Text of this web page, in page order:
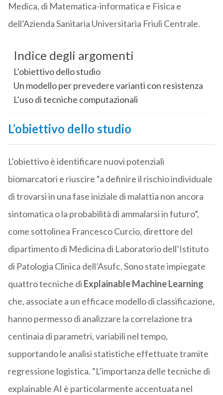
Medica, di Matematica-informatica e Fisica e
dell’Azienda Sanitaria Universitaria Friuli Centrale.
Indice degli argomenti
L’obiettivo dello studio
Un modello per prevedere varianti con resistenza
L’uso di tecniche computazionali
L’obiettivo dello studio
L’obiettivo è identificare nuovi potenziali
biomarcatori e riuscire “a definire il rischio individuale
di trovarsi in una fase iniziale di malattia non ancora
sintomatica o la probabilità di ammalarsi in futuro”,
come sottolinea Francesco Curcio, direttore del
dipartimento di Medicina di Laboratorio dell’Istituto
di Patologia Clinica dell’Asufc. Sono state impiegate
quattro tecniche di Explainable Machine Learning
che, associate a un efficace modello di classificazione,
hanno permesso di analizzare la correlazione tra
centinaia di parametri, variabili nel tempo,
supportando le analisi statistiche effettuate tramite
regressione logistica. “L’importanza delle tecniche di
explainable AI è particolarmente accentuata nel